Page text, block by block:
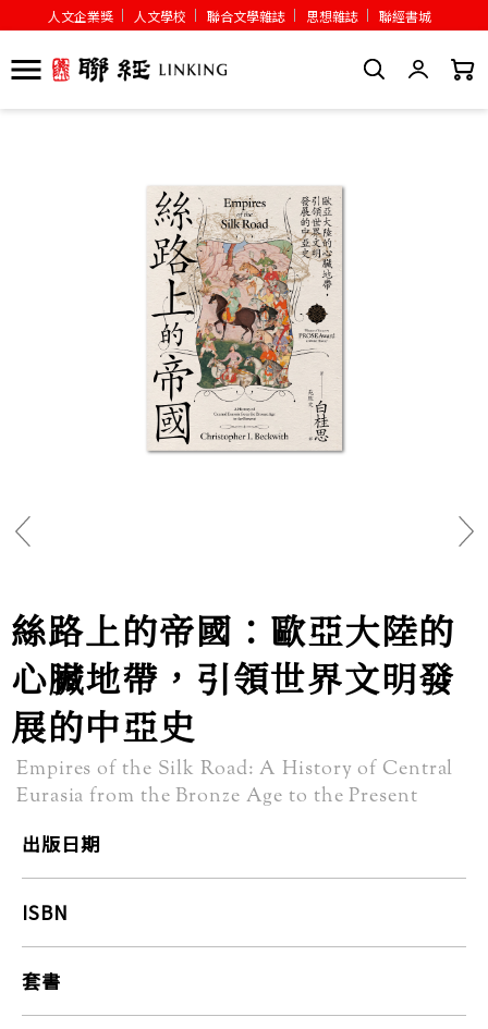
人文企業獎 人文學校 聯合文學雜誌 思想雜誌 聯經書城
絲路上的帝國：歐亞大陸的
心臟地帶，引領世界文明發
展的中亞史
Empires of the Silk Road: A History of Central
Eurasia from the Bronze Age to the Present
出版日期
ISBN
套書